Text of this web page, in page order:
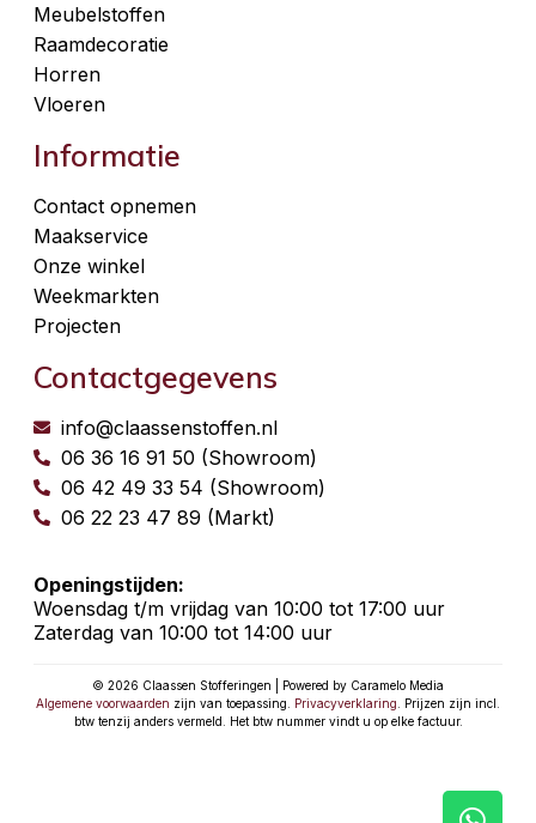
Meubelstoffen
Raamdecoratie
Horren
Vloeren
Informatie
Contact opnemen
Maakservice
Onze winkel
Weekmarkten
Projecten
Contactgegevens
info@claassenstoffen.nl
06 36 16 91 50 (Showroom)
06 42 49 33 54 (Showroom)
06 22 23 47 89 (Markt)
Openingstijden:
Woensdag t/m vrijdag van 10:00 tot 17:00 uur
Zaterdag van 10:00 tot 14:00 uur
© 2026 Claassen Stofferingen | Powered by Caramelo Media
Algemene voorwaarden zijn van toepassing. Privacyverklaring . Prijzen zijn incl.
btw tenzij anders vermeld. Het btw nummer vindt u op elke factuur.